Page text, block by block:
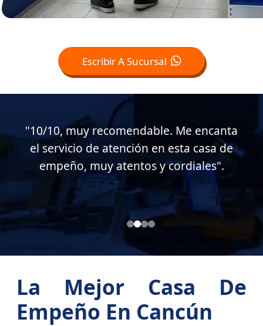
Escribir A Sucursal
"Muy buen servicio al cliente en esta
casa de empeño, muy atentos conmigo.
Soy cliente desde hace casi 15 años".
La Mejor Casa De
Empeño En Cancún